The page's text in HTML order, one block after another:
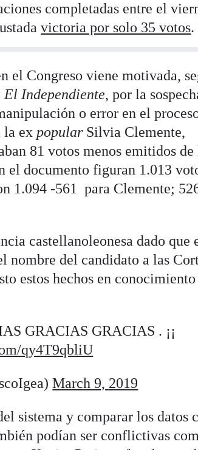
completadas entre el
victoria por solo 35 votos.
el Congreso viene motivada,
El Independiente, por la
o error en el
la ex popularSilvia Clemente,
81 votos menos emitidos de
el documento figuran 1.013
1.094 -561 para Clemente;
castellanoleonesa dado que
nombre del candidato a las
estos hechos en conocimiento
GRACIAS GRACIAS . ¡¡
qy4T9qbliU
March 9, 2019
sistema y comparar los datos
podían ser conflictivas